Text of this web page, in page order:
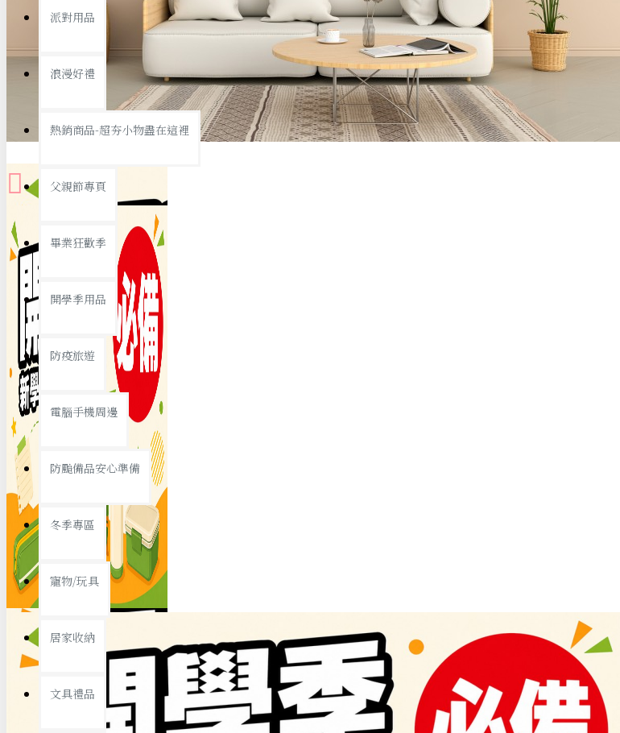
置物架/收納櫃
銅板精選
19元專區
39元專區
節慶熱賣
春節/新年
派對用品
浪漫好禮
熱銷商品-超夯小物盡在這裡
父親節專頁
畢業狂歡季
開學季用品
防疫旅遊
電腦手機周邊
防颱備品安心準備
冬季專區
寵物/玩具
居家收納
文具禮品